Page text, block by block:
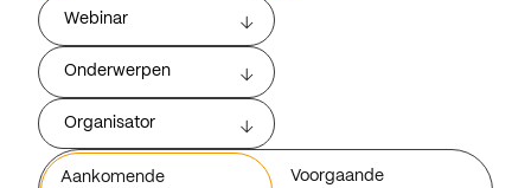
Webinar
Onderwerpen
Organisator
Aankomende
Voorgaande